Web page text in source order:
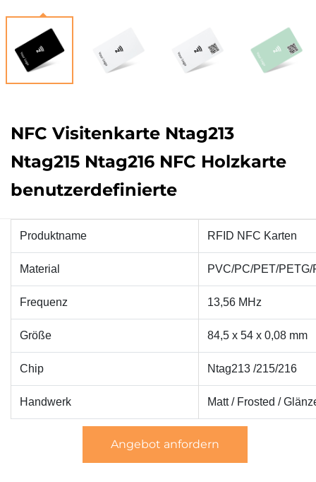
NFC Visitenkarte Ntag213
Ntag215 Ntag216 NFC Holzkarte
benutzerdefinierte
Produktname RFID NFC Karten
Material PVC/PC/PET/PETG/
Frequenz 13,56 MHz
Größe 84,5 x 54 x 0,08 mm
Chip Ntag213 /215/216
Handwerk Matt / Frosted /
Angebot anfordern